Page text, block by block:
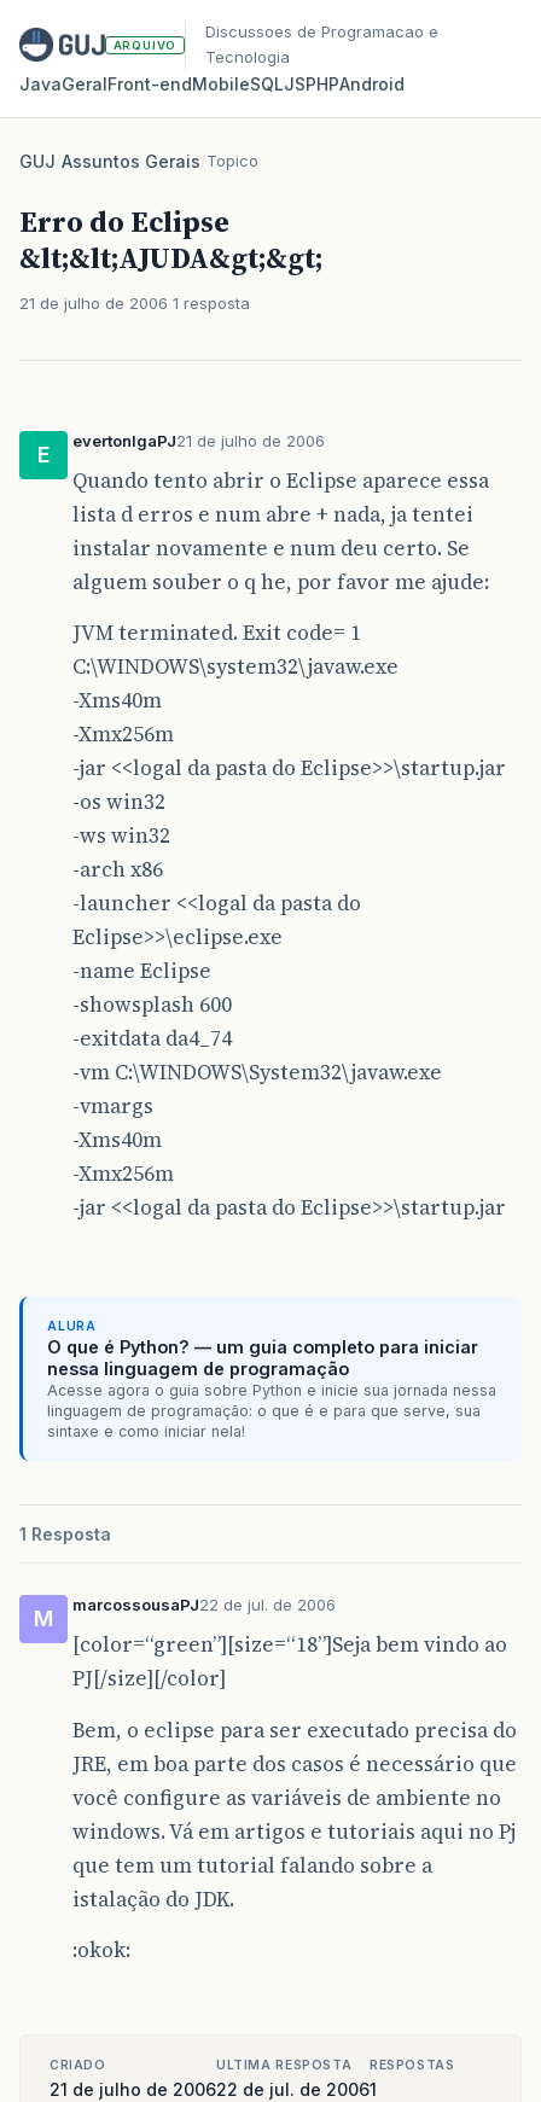
ARQUIVO
Discussoes de Programacao e
Tecnologia
JavaGeralFront‑endMobileSQLJSPHPAndroid
GUJ/Assuntos Gerais/Topico
Erro do Eclipse
&lt;&lt;AJUDA&gt;&gt;
21 de julho de 2006 1 resposta
E
evertonlgaPJ21 de julho de 2006
Quando tento abrir o Eclipse aparece essa
lista d erros e num abre + nada, ja tentei
instalar novamente e num deu certo. Se
alguem souber o q he, por favor me ajude:
JVM terminated. Exit code= 1
C:\WINDOWS\system32\javaw.exe
-Xms40m
-Xmx256m
-jar <<logal da pasta do Eclipse>>\startup.jar
-os win32
-ws win32
-arch x86
-launcher <<logal da pasta do
Eclipse>>\eclipse.exe
-name Eclipse
-showsplash 600
-exitdata da4_74
-vm C:\WINDOWS\System32\javaw.exe
-vmargs
-Xms40m
-Xmx256m
-jar <<logal da pasta do Eclipse>>\startup.jar
ALURA
O que é Python? — um guia completo para iniciar
nessa linguagem de programação
Acesse agora o guia sobre Python e inicie sua jornada nessa
linguagem de programação: o que é e para que serve, sua
sintaxe e como iniciar nela!
1 Resposta
M
marcossousaPJ22 de jul. de 2006
[color=“green”][size=“18”]Seja bem vindo ao
PJ[/size][/color]
Bem, o eclipse para ser executado precisa do
JRE, em boa parte dos casos é necessário que
você configure as variáveis de ambiente no
windows. Vá em artigos e tutoriais aqui no Pj
que tem um tutorial falando sobre a
istalação do JDK.
:okok:
CRIADO
21 de julho de 2006
ULTIMA RESPOSTA
22 de jul. de 2006
RESPOSTAS
1